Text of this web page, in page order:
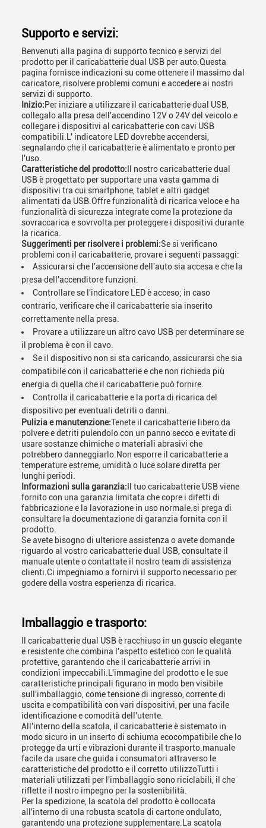
Supporto e servizi:
Benvenuti alla pagina di supporto tecnico e servizi del
prodotto per il caricabatterie dual USB per auto.Questa
pagina fornisce indicazioni su come ottenere il massimo dal
caricatore, risolvere problemi comuni e accedere ai nostri
servizi di supporto.
Inizio:Per iniziare a utilizzare il caricabatterie dual USB,
collegalo alla presa dell'accendino 12V o 24V del veicolo e
collegare i dispositivi al caricabatterie con cavi USB
compatibili.L' indicatore LED dovrebbe accendersi,
segnalando che il caricabatterie è alimentato e pronto per
l'uso.
Caratteristiche del prodotto: Il nostro caricabatterie dual
USB è progettato per supportare una vasta gamma di
dispositivi tra cui smartphone, tablet e altri gadget
alimentati da USB.Offre funzionalità di ricarica veloce e ha
funzionalità di sicurezza integrate come la protezione da
sovraccarica e sovrvolta per proteggere i dispositivi durante
la ricarica.
Suggerimenti per risolvere i problemi:Se si verificano
problemi con il caricabatterie, provare i seguenti passaggi:
Assicurarsi che l'accensione dell'auto sia accesa e che la
presa dell'accenditore funzioni.
Controllare se l'indicatore LED è acceso; in caso
contrario, verificare che il caricabatterie sia inserito
correttamente nella presa.
Provare a utilizzare un altro cavo USB per determinare se
il problema è con il cavo.
Se il dispositivo non si sta caricando, assicurarsi che sia
compatibile con il caricabatterie e che non richieda più
energia di quella che il caricabatterie può fornire.
Controlla il caricabatterie e la porta di ricarica del
dispositivo per eventuali detriti o danni.
Pulizia e manutenzione:Tenete il caricabatterie libero da
polvere e detriti pulendolo con un panno secco e evitate di
usare sostanze chimiche o materiali abrasivi che
potrebbero danneggiarlo.Non esporre il caricabatterie a
temperature estreme, umidità o luce solare diretta per
lunghi periodi.
Informazioni sulla garanzia: Il tuo caricabatterie USB viene
fornito con una garanzia limitata che copre i difetti di
fabbricazione e la lavorazione in uso normale.si prega di
consultare la documentazione di garanzia fornita con il
prodotto.
Se avete bisogno di ulteriore assistenza o avete domande
riguardo al vostro caricabatterie dual USB, consultate il
manuale utente o contattate il nostro team di assistenza
clienti.Ci impegniamo a fornirvi il supporto necessario per
godere della vostra esperienza di ricarica.
Imballaggio e trasporto:
Il caricabatterie dual USB è racchiuso in un guscio elegante
e resistente che combina l'aspetto estetico con le qualità
protettive, garantendo che il caricabatterie arrivi in
condizioni impeccabili.L'immagine del prodotto e le sue
caratteristiche principali figurano in modo ben visibile
sull'imballaggio, come tensione di ingresso, corrente di
uscita e compatibilità con vari dispositivi, per una facile
identificazione e comodità dell'utente.
All'interno della scatola, il caricabatterie è sistemato in
modo sicuro in un inserto di schiuma ecocompatibile che lo
protegge da urti e vibrazioni durante il trasporto.manuale
facile da usare che guida i consumatori attraverso le
caratteristiche del prodotto e il corretto utilizzoTutti i
materiali utilizzati per l'imballaggio sono riciclabili, il che
riflette il nostro impegno per la sostenibilità.
Per la spedizione, la scatola del prodotto è collocata
all'interno di una robusta scatola di cartone ondulato,
garantendo una protezione supplementare.La scatola